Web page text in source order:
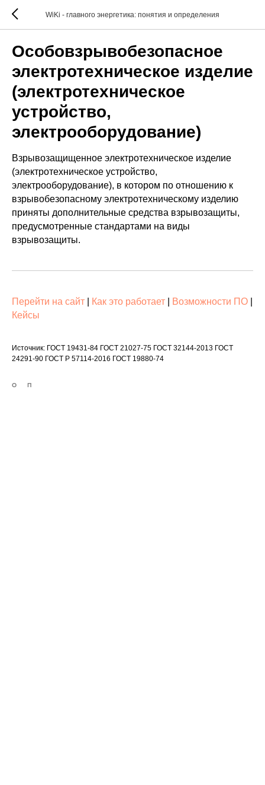
WiKi - главного энергетика: понятия и определения
Особовзрывобезопасное
электротехническое изделие
(электротехническое
устройство,
электрооборудование)
Взрывозащищенное электротехническое изделие
(электротехническое устройство,
электрооборудование), в котором по отношению к
взрывобезопасному электротехническому изделию
приняты дополнительные средства взрывозащиты,
предусмотренные стандартами на виды
взрывозащиты.
Перейти на сайт Как это работает Возможности ПО
Кейсы
Источник: ГОСТ 19431-84 ГОСТ 21027-75 ГОСТ 32144-2013 ГОСТ
24291-90 ГОСТ Р 57114-2016 ГОСТ 19880-74
О П